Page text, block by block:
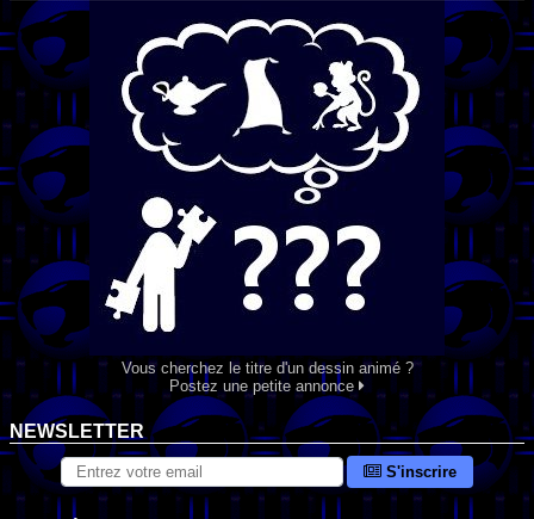
Vous cherchez le titre d'un dessin animé ?
Postez une petite annonce
NEWSLETTER
S'inscrire